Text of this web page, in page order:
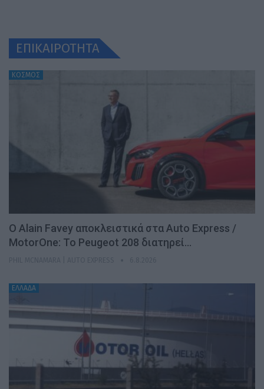
ΕΠΙΚΑΙΡΟΤΗΤΑ
ΚΟΣΜΟΣ
Ο Alain Favey αποκλειστικά στα Auto Express /
MotorOne: Το Peugeot 208 διατηρεί…
ΕΛΛΑΔΑ